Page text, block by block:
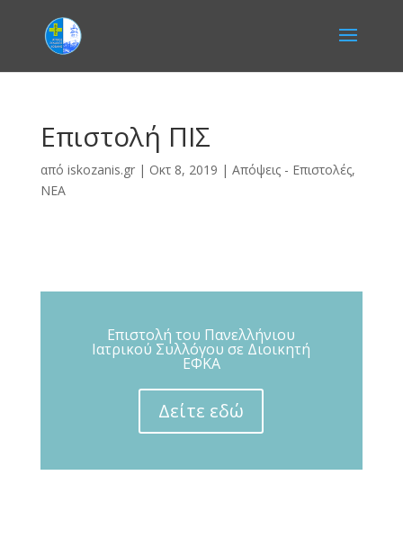
Επιστολή ΠΙΣ
από iskozanis.gr| Οκτ 8, 2019 | Απόψεις - Επιστολές,
ΝΕΑ
Επιστολή του Πανελλήνιου
Ιατρικού Συλλόγου σε Διοικητή
ΕΦΚΑ
Δείτε εδώ